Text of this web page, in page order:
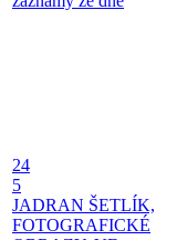
24
5
JADRAN ŠETLÍK,
FOTOGRAFICKÉ